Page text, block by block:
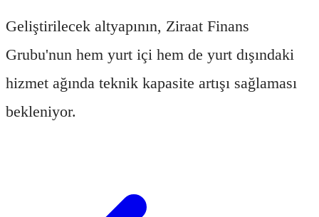
Geliştirilecek altyapının, Ziraat Finans
Grubu'nun hem yurt içi hem de yurt dışındaki
hizmet ağında teknik kapasite artışı sağlaması
bekleniyor.